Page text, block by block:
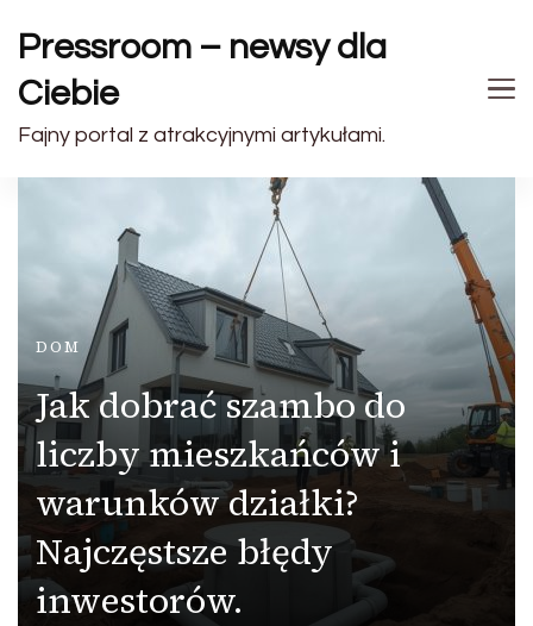
Pressroom – newsy dla
Ciebie
Fajny portal z atrakcyjnymi artykułami.
DOM
Jak dobrać szambo do
liczby mieszkańców i
warunków działki?
Najczęstsze błędy
inwestorów.